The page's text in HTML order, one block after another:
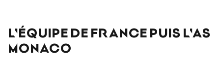
L'ÉQUIPE DE FRANCE PUIS L'AS
MONACO